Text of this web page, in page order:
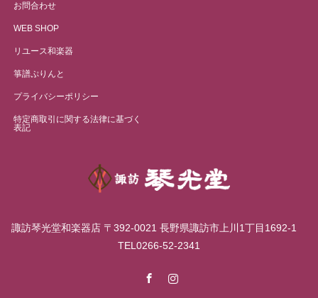
お問合わせ
WEB SHOP
リユース和楽器
箏譜ぷりんと
プライバシーポリシー
特定商取引に関する法律に基づく
表記
諏訪琴光堂和楽器店 〒392-0021 長野県諏訪市上川1丁目1692-1
TEL0266-52-2341